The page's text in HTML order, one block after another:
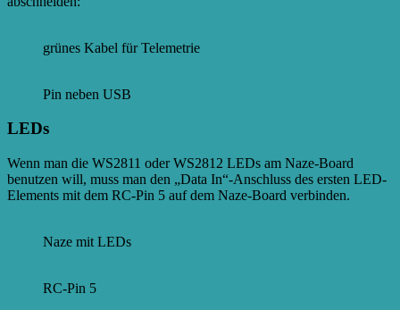
grünes Kabel für Telemetrie
Pin neben USB
LEDs
Wenn man die WS2811 oder WS2812 LEDs am Naze-Board
benutzen will, muss man den „Data In“-Anschluss des ersten LED-
Elements mit dem RC-Pin 5 auf dem Naze-Board verbinden.
Naze mit LEDs
RC-Pin 5